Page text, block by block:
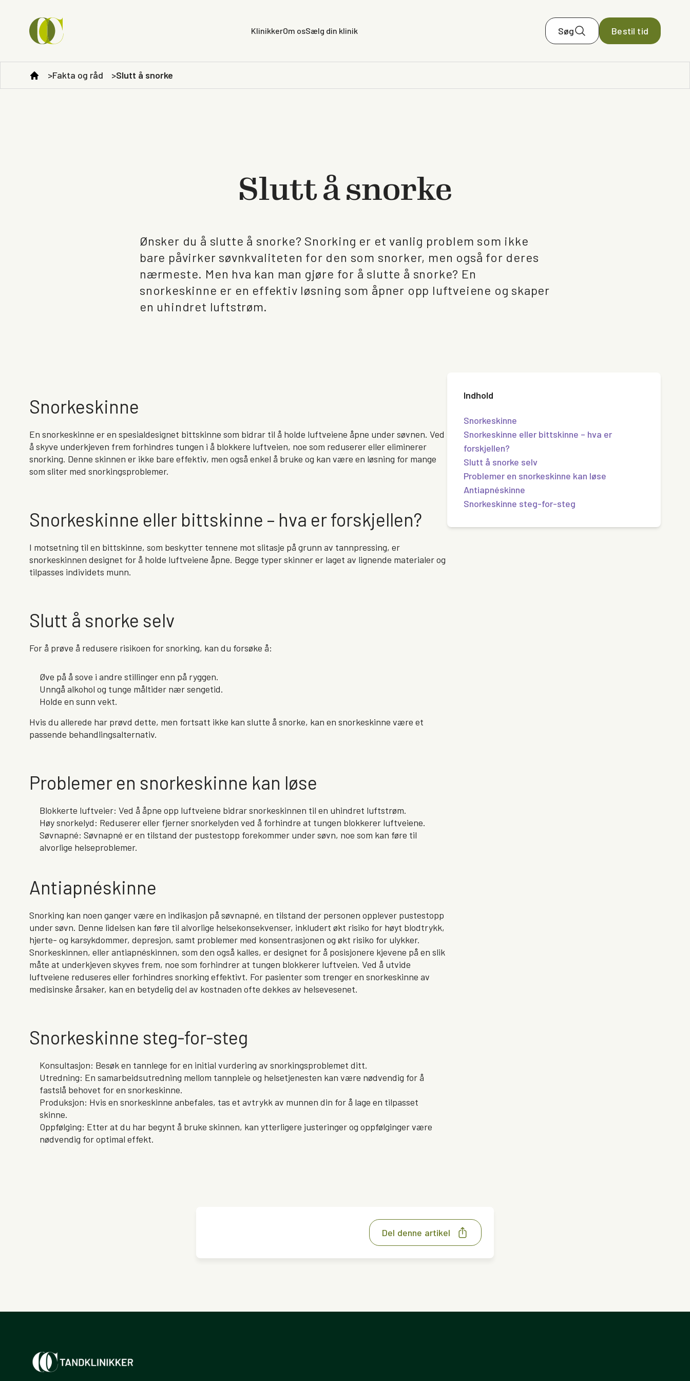
KlinikkerOm osSælg din klinik Søg Bestil tid
Fakta og råd Slutt å snorke
Slutt å snorke
Ønsker du å slutte å snorke? Snorking er et vanlig problem som ikke
bare påvirker søvnkvaliteten for den som snorker, men også for deres
nærmeste. Men hva kan man gjøre for å slutte å snorke? En
snorkeskinne er en effektiv løsning som åpner opp luftveiene og skaper
en uhindret luftstrøm.
Snorkeskinne
En snorkeskinne er en spesialdesignet bittskinne som bidrar til å holde luftveiene åpne under søvnen. Ved
å skyve underkjeven frem forhindres tungen i å blokkere luftveien, noe som reduserer eller eliminerer
snorking. Denne skinnen er ikke bare effektiv, men også enkel å bruke og kan være en løsning for mange
som sliter med snorkingsproblemer.
Snorkeskinne eller bittskinne – hva er forskjellen?
I motsetning til en bittskinne, som beskytter tennene mot slitasje på grunn av tannpressing, er
snorkeskinnen designet for å holde luftveiene åpne. Begge typer skinner er laget av lignende materialer og
tilpasses individets munn.
Slutt å snorke selv
For å prøve å redusere risikoen for snorking, kan du forsøke å:
Øve på å sove i andre stillinger enn på ryggen.
Unngå alkohol og tunge måltider nær sengetid.
Holde en sunn vekt.
Hvis du allerede har prøvd dette, men fortsatt ikke kan slutte å snorke, kan en snorkeskinne være et
passende behandlingsalternativ.
Problemer en snorkeskinne kan løse
Blokkerte luftveier: Ved å åpne opp luftveiene bidrar snorkeskinnen til en uhindret luftstrøm.
Høy snorkelyd: Reduserer eller fjerner snorkelyden ved å forhindre at tungen blokkerer luftveiene.
Søvnapné: Søvnapné er en tilstand der pustestopp forekommer under søvn, noe som kan føre til
alvorlige helseproblemer.
Antiapnéskinne
Snorking kan noen ganger være en indikasjon på søvnapné, en tilstand der personen opplever pustestopp
under søvn. Denne lidelsen kan føre til alvorlige helsekonsekvenser, inkludert økt risiko for høyt blodtrykk,
hjerte- og karsykdommer, depresjon, samt problemer med konsentrasjonen og økt risiko for ulykker.
Snorkeskinnen, eller antiapnéskinnen, som den også kalles, er designet for å posisjonere kjevene på en slik
måte at underkjeven skyves frem, noe som forhindrer at tungen blokkerer luftveien. Ved å utvide
luftveiene reduseres eller forhindres snorking effektivt. For pasienter som trenger en snorkeskinne av
medisinske årsaker, kan en betydelig del av kostnaden ofte dekkes av helsevesenet.
Snorkeskinne steg-for-steg
Konsultasjon: Besøk en tannlege for en initial vurdering av snorkingsproblemet ditt.
Utredning: En samarbeidsutredning mellom tannpleie og helsetjenesten kan være nødvendig for å
fastslå behovet for en snorkeskinne.
Produksjon: Hvis en snorkeskinne anbefales, tas et avtrykk av munnen din for å lage en tilpasset
skinne.
Oppfølging: Etter at du har begynt å bruke skinnen, kan ytterligere justeringer og oppfølginger være
nødvendig for optimal effekt.
Indhold
Snorkeskinne
Snorkeskinne eller bittskinne – hva er
forskjellen?
Slutt å snorke selv
Problemer en snorkeskinne kan løse
Antiapnéskinne
Snorkeskinne steg-for-steg
Del denne artikel